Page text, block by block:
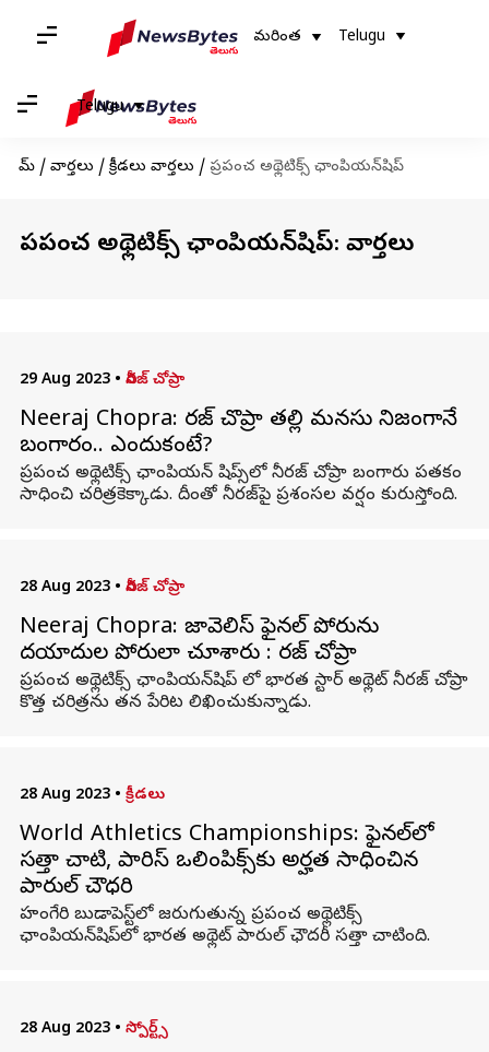
మరింత Telugu
Telugu
హోమ్ / వార్తలు / క్రీడలు వార్తలు / ప్రపంచ అథ్లెటిక్స్ ఛాంపియన్‌షిప్‌
ప్రపంచ అథ్లెటిక్స్ ఛాంపియన్‌షిప్‌: వార్తలు
29 Aug 2023 • నీరజ్ చోప్రా
Neeraj Chopra: నీరజ్ చొప్రా తల్లి మనసు నిజంగానే
బంగారం.. ఎందుకంటే?
ప్రపంచ అథ్లెటిక్స్ ఛాంపియన్ షిప్స్‌లో నీరజ్ చోప్రా బంగారు పతకం
సాధించి చరిత్రకెక్కాడు. దీంతో నీరజ్‌పై ప్రశంసల వర్షం కురుస్తోంది.
28 Aug 2023 • నీరజ్ చోప్రా
Neeraj Chopra: జావెలిస్ ఫైనల్ పోరును
దయాదుల పోరులా చూశారు : నీరజ్ చోప్రా
ప్రపంచ అథ్లెటిక్స్ ఛాంపియన్‌షిప్ లో భారత స్టార్ అథ్లెట్ నీరజ్ చోప్రా
కొత్త చరిత్రను తన పేరిట లిఖించుకున్నాడు.
28 Aug 2023 • క్రీడలు
World Athletics Championships: ఫైనల్‌లో
సత్తా చాటి, పారిస్ ఒలింపిక్స్‌కు అర్హత సాధించిన
పారుల్ చౌధరి
హంగేరి బుడాపెస్ట్‌లో జరుగుతున్న ప్రపంచ అథ్లెటిక్స్
ఛాంపియన్‌షిప్‌లో భారత అథ్లెట్ పారుల్ ఛౌదరీ సత్తా చాటింది.
28 Aug 2023 • స్పోర్ట్స్